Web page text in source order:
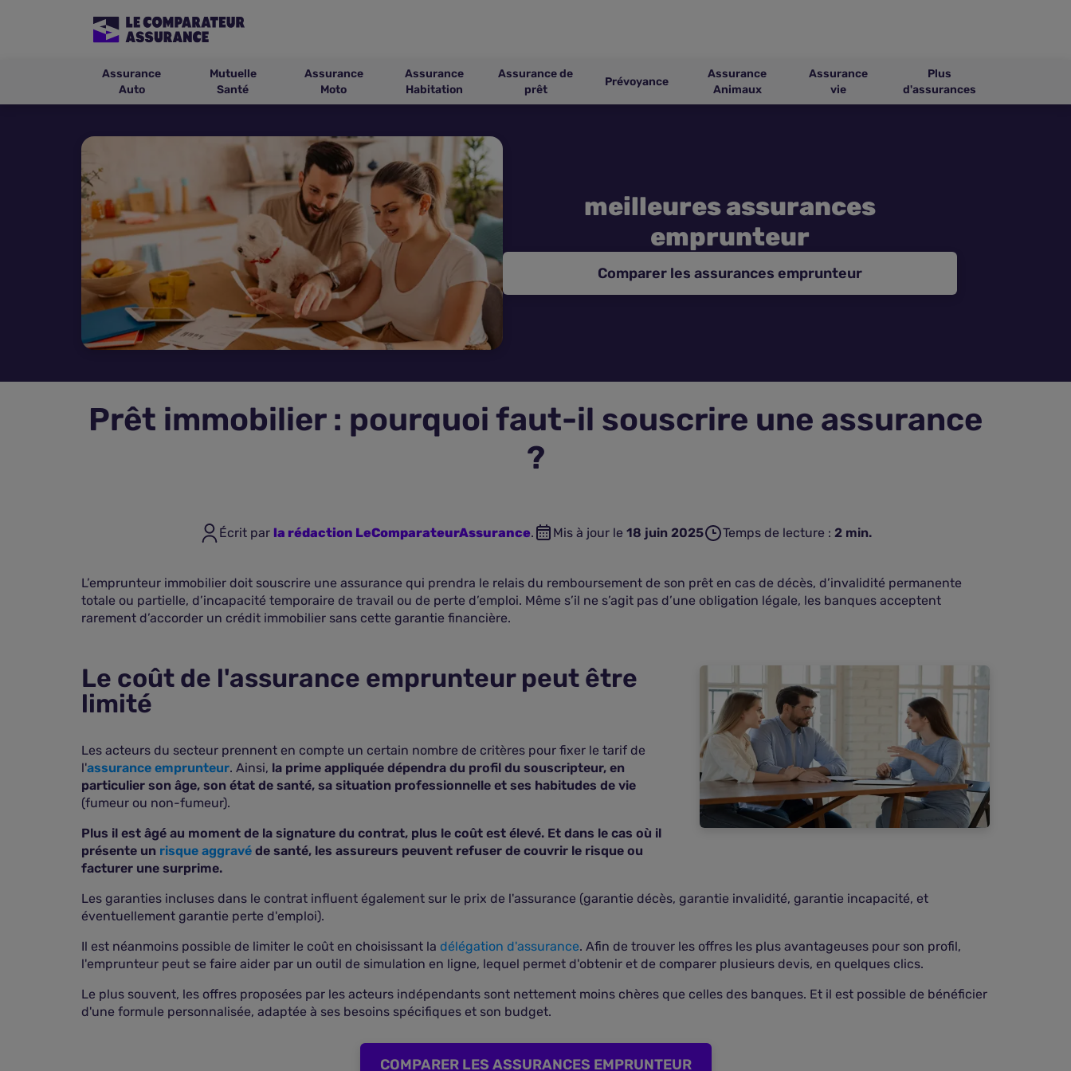
Assurance
Auto
Mutuelle
Santé
Assurance
Moto
Assurance
Habitation
Assurance de
prêt
Prévoyance
Assurance
Animaux
Assurance
vie
Plus
d'assurances
meilleures assurances
emprunteur
Comparer les assurances emprunteur
Prêt immobilier : pourquoi faut-il souscrire une assurance
?
Écrit par la rédaction LeComparateurAssurance. Mis à jour le 18 juin 2025 Temps de lecture : 2min.
L’emprunteur immobilier doit souscrire une assurance qui prendra le relais du remboursement de son prêt en cas de décès, d’invalidité permanente
totale ou partielle, d’incapacité temporaire de travail ou de perte d’emploi. Même s’il ne s’agit pas d’une obligation légale, les banques acceptent
rarement d’accorder un crédit immobilier sans cette garantie financière.
Le coût de l'assurance emprunteur peut être
limité
Les acteurs du secteur prennent en compte un certain nombre de critères pour fixer le tarif de
l'assurance emprunteur. Ainsi, la prime appliquée dépendra du profil du souscripteur, en
particulier son âge, son état de santé, sa situation professionnelle et ses habitudes de vie
(fumeur ou non-fumeur).
Plus il est âgé au moment de la signature du contrat, plus le coût est élevé. Et dans le cas où il
présente un risque aggravé de santé, les assureurs peuvent refuser de couvrir le risque ou
facturer une surprime.
Les garanties incluses dans le contrat influent également sur le prix de l'assurance (garantie décès, garantie invalidité, garantie incapacité, et
éventuellement garantie perte d'emploi).
Il est néanmoins possible de limiter le coût en choisissant la délégation d'assurance. Afin de trouver les offres les plus avantageuses pour son profil,
l'emprunteur peut se faire aider par un outil de simulation en ligne, lequel permet d'obtenir et de comparer plusieurs devis, en quelques clics.
Le plus souvent, les offres proposées par les acteurs indépendants sont nettement moins chères que celles des banques. Et il est possible de bénéficier
d'une formule personnalisée, adaptée à ses besoins spécifiques et son budget.
COMPARER LES ASSURANCES EMPRUNTEUR